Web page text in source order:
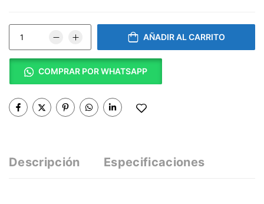
AÑADIR AL CARRITO
COMPRAR POR WHATSAPP
Descripción Especificaciones